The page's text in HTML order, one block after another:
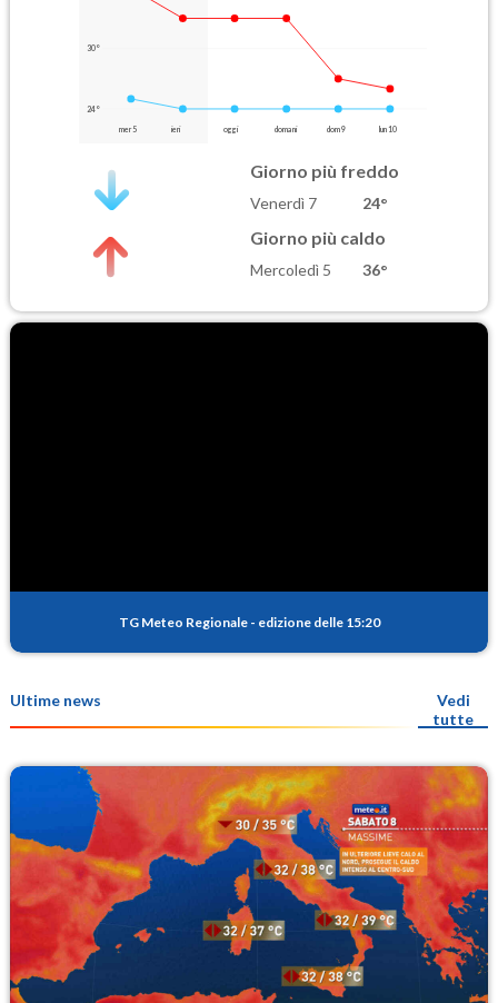
30°
24°
mer 5 ieri oggi domani dom 9 lun 10
Giorno più freddo
Venerdì 7 24°
Giorno più caldo
Mercoledì 5 36°
TG Meteo Regionale - edizione delle 15:20
Ultime news
Vedi
tutte